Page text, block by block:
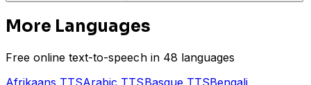
More Languages
Free online text-to-speech in 48 languages
Afrikaans TTSArabic TTSBasqueTTSBengali